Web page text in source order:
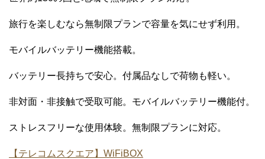
旅行を楽しむなら無制限プランで容量を気にせず利用。
モバイルバッテリー機能搭載。
バッテリー長持ちで安心。付属品なしで荷物も軽い。
非対面・非接触で受取可能。モバイルバッテリー機能付。
ストレスフリーな使用体験。無制限プランに対応。
【テレコムスクエア】WiFiBOX